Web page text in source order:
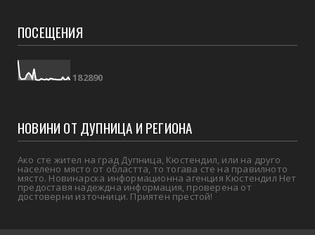
ПОСЕЩЕНИЯ
182890
НОВИНИ ОТ ДУПНИЦА И РЕГИОНА
Ако сте жител на град Дупница, Кюстендил, или на друго
населено място от областта, то тогава сте на правилното
място. Новинарска информационна агенция Кюстендил Нет
предоставя надеждна информация, проверена от
достоверни източници. Приятен престой!